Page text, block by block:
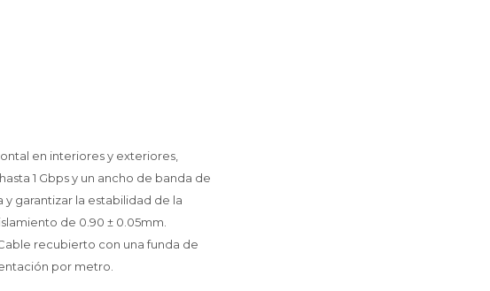
en interiores y exteriores,
1 Gbps y un ancho de banda de
garantizar la estabilidad de la
de 0.90 ± 0.05mm.
recubierto con una funda de
por metro.